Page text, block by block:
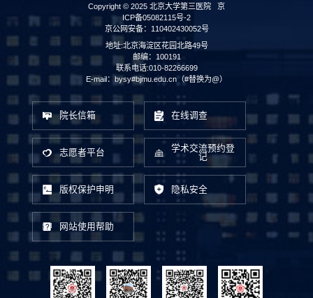
Copyright © 2025 北京大学第三医院 京
ICP备05082115号-2
京公网安备：110402430052号
地址:北京海淀区花园北路49号
邮编：100191
联系电话:010-82266699
E-mail：bysy#bjmu.edu.cn（#替换为@）
院长信箱 在线调查
志愿者平台
学术交流预约登
记
版权保护申明 隐私安全
网站使用帮助